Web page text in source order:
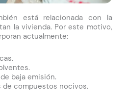
está relacionada con la
la vivienda. Por este motivo,
actualmente:
baja emisión.
de compuestos nocivos.